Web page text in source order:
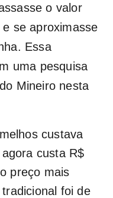
o valor
se aproximasse
Essa
uma pesquisa
Mineiro nesta
custava
custa R$
preço mais
foi de